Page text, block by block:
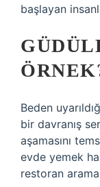
başlayan
Beden
bir davranış
aşamasını
evde yemek
restoran